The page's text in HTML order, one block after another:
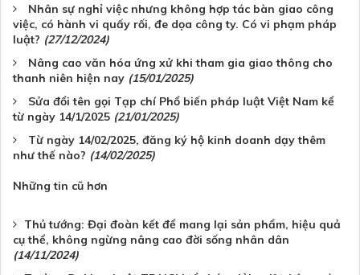
Nhân sự nghỉ việc nhưng không hợp tác bàn giao công
việc, có hành vi quấy rối, đe dọa công ty. Có vi phạm pháp
luật? (27/12/2024)
Nâng cao văn hóa ứng xử khi tham gia giao thông cho
thanh niên hiện nay (15/01/2025)
Sửa đổi tên gọi Tạp chí Phổ biến pháp luật Việt Nam kể
từ ngày 14/1/2025 (21/01/2025)
Từ ngày 14/02/2025, đăng ký hộ kinh doanh dạy thêm
như thế nào? (14/02/2025)
Những tin cũ hơn
Thủ tướng: Đại đoàn kết để mang lại sản phẩm, hiệu quả
cụ thể, không ngừng nâng cao đời sống nhân dân
(14/11/2024)